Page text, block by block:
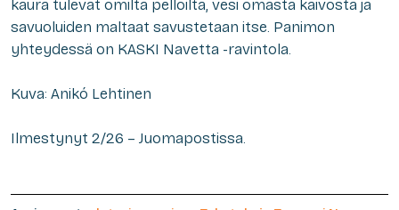
kaura tulevat omilta pelloilta, vesi omasta kaivosta ja
savuoluiden maltaat savustetaan itse. Panimon
yhteydessä on KASKI Navetta -ravintola.
Kuva: Anikó Lehtinen
Ilmestynyt 2/26 – Juomapostissa.